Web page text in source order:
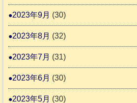
2023年9月 (30)
2023年8月 (32)
2023年7月 (31)
2023年6月 (30)
2023年5月 (30)